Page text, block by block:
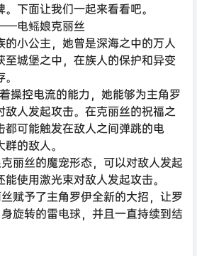
下面让我们一起来看看吧。
电鳐娘克丽丝
的小公主，她曾是深海之中的万人
至城堡之中，在族人的保护和异变
操控电流的能力，她能够为主角罗
敌人发起攻击。在克丽丝的祝福之
都可能触发在敌人之间弹跳的电
的敌人。
丽丝的魔宠形态，可以对敌人发起
使用激光束对敌人发起攻击。
赋予了主角罗伊全新的大招，让罗
旋转的雷电球，并且一直持续到结